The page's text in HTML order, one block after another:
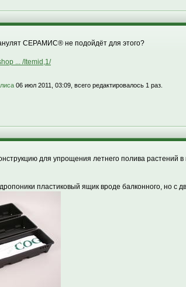
СЕРАМИС® не подойдёт для этого?
... /Itemid,1/
06 июл 2011, 03:09, всего редактировалось 1 раз.
для упрощения летнего полива растений
пластиковый ящик вроде балконного, но